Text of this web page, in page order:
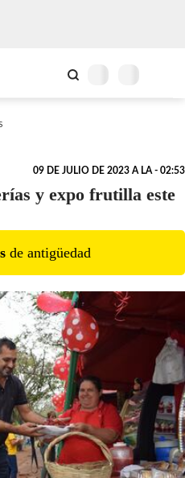
09 DE JULIO DE 2023 A LA - 02:53
y expo frutilla este
s de antigüedad